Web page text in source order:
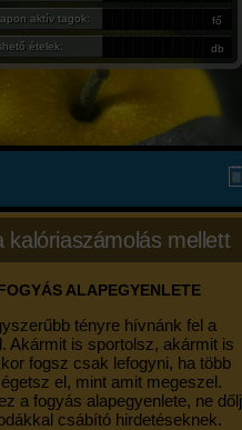
aktív tagok: fő
ételek: db
kalóriaszámolás mellett
ALAPEGYENLETE
tényre hívnánk fel a
Akármit is sportolsz, akármit is
fogsz csak lefogyni, ha több
el, mint amit megeszel.
a fogyás alapegyenlete, ne dőlj
csábító hirdetéseknek.